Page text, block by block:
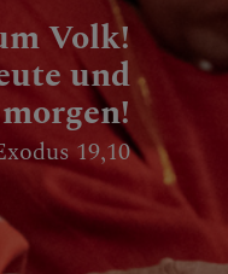
Volk!
und
morgen!
19,10